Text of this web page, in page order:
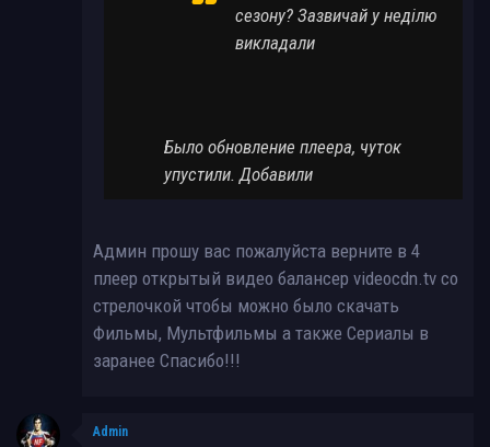
сезону? Зазвичай у неділю
викладали
Было обновление плеера, чуток
упустили. Добавили
Админ прошу вас пожалуйста верните в 4
плеер открытый видео балансер videocdn.tv со
стрелочкой чтобы можно было скачать
Фильмы, Мультфильмы а также Сериалы в
заранее Спасибо!!!
Admin